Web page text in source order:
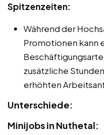
Spitzenzeiten:
Während der
Promotionen kann
zusätzliche
erhöhten
Unterschiede:
Minijobs in Nuthetal: